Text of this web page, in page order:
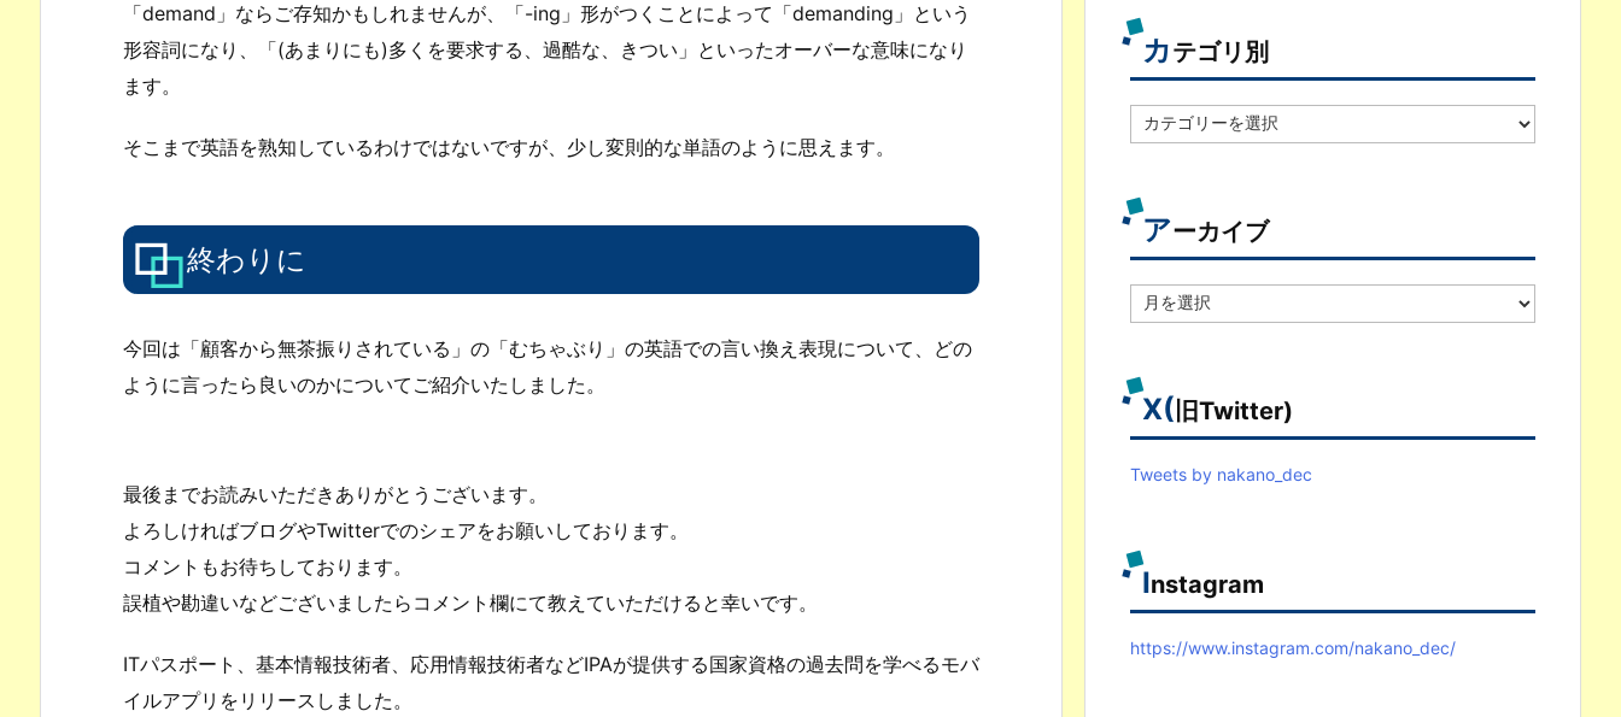
「demand」ならご存知かもしれませんが、「-ing」形がつくことによって「demanding」という
形容詞になり、「(あまりにも)多くを要求する、過酷な、きつい」といったオーバーな意味になり
ます。
そこまで英語を熟知しているわけではないですが、少し変則的な単語のように思えます。
終わりに
今回は「顧客から無茶振りされている」の「むちゃぶり」の英語での言い換え表現について、どの
ように言ったら良いのかについてご紹介いたしました。
最後までお読みいただきありがとうございます。
よろしければブログやTwitterでのシェアをお願いしております。
コメントもお待ちしております。
誤植や勘違いなどございましたらコメント欄にて教えていただけると幸いです。
ITパスポート、基本情報技術者、応用情報技術者などIPAが提供する国家資格の過去問を学べるモバ
イルアプリをリリースしました。
カテゴリ別
テ
別
アーカイブ
ー
ブ
X( 旧Twitter)
Tweets by nakano_dec
Instagram
https://www.instagram.com/nakano_dec/